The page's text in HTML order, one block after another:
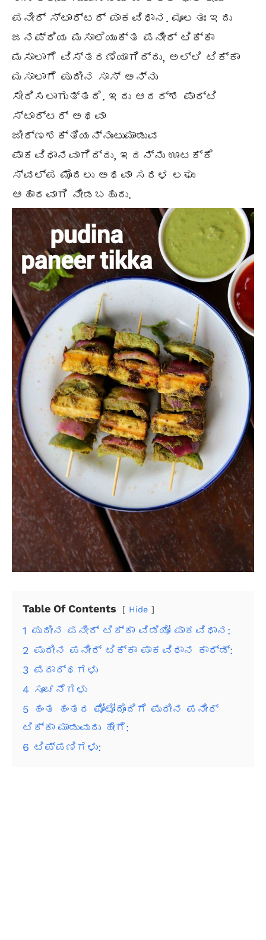
ಪನೀರ್ ಸ್ಟಾರ್ಟರ್ ಪಾಕವಿಧಾನ. ಮೂಲತಃ ಇದು
ಜನಪ್ರಿಯ ಮಸಾಲೆಯುಕ್ತ ಪನೀರ್ ಟಿಕ್ಕಾ
ಮಸಾಲಾಗೆ ವಿಸ್ತರಣೆಯಾಗಿದ್ದು, ಅಲ್ಲಿ ಟಿಕ್ಕಾ
ಮಸಾಲಾಗೆ ಪುದೀನ ಸಾಸ್ ಅನ್ನು
ಸೇರಿಸಲಾಗುತ್ತದೆ. ಇದು ಆದರ್ಶ ಪಾರ್ಟಿ
ಸ್ಟಾರ್ಟರ್ ಅಥವಾ
ಜೀರ್ಣಶಕ್ತಿಯನ್ನುಂಟುಮಾಡುವ
ಪಾಕವಿಧಾನವಾಗಿದ್ದು, ಇದನ್ನು ಊಟಕ್ಕೆ
ಸ್ವಲ್ಪ ಮೊದಲು ಅಥವಾ ಸರಳ ಲಘು
ಆಹಾರವಾಗಿ ನೀಡಬಹುದು.
Table Of Contents Hide
1 ಪುದೀನ ಪನೀರ್ ಟಿಕ್ಕಾ ವಿಡಿಯೋ ಪಾಕವಿಧಾನ:
2 ಪುದೀನ ಪನೀರ್ ಟಿಕ್ಕಾ ಪಾಕವಿಧಾನ ಕಾರ್ಡ್:
3 ಪದಾರ್ಥಗಳು
4 ಸೂಚನೆಗಳು
5 ಹಂತ ಹಂತದ ಫೋಟೋದೊಂದಿಗೆ ಪುದೀನ ಪನೀರ್
ಟಿಕ್ಕಾ ಮಾಡುವುದು ಹೇಗೆ:
6 ಟಿಪ್ಪಣಿಗಳು: